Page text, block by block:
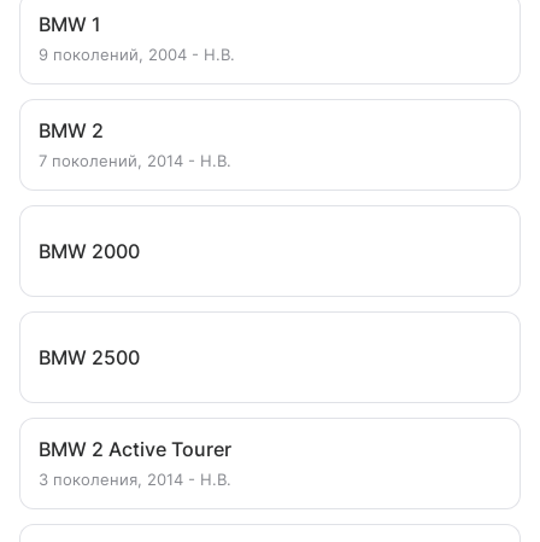
BMW 1
9 поколений, 2004 - Н.В.
BMW 2
7 поколений, 2014 - Н.В.
BMW 2000
BMW 2500
BMW 2 Active Tourer
3 поколения, 2014 - Н.В.